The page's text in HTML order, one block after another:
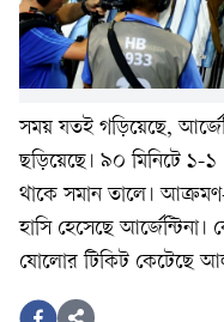
সময় যতই গড়িয়েছে,
ছড়িয়েছে। ৯০ মিনিটে
থাকে সমান তালে।
হাসি হেসেছে
ষোলোর টিকিট কেটেছে